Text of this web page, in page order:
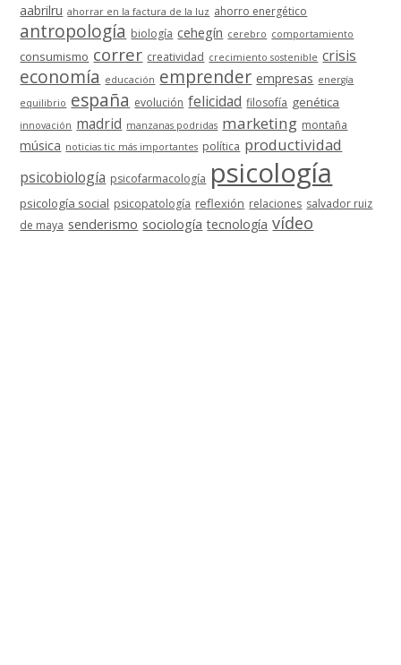
aabrilru ahorrar en la factura de la luz ahorro energético
antropología biología cehegín cerebro comportamiento
consumismo correr creatividad crecimiento sostenible crisis
economía educación emprender empresas energía
equilibrio españa evolución felicidad filosofía genética
innovación madrid manzanas podridas marketing montaña
música noticias tic más importantes política productividad
psicobiología psicofarmacología psicología
psicología social psicopatología reflexión relaciones salvador ruiz
de maya senderismo sociología tecnología vídeo